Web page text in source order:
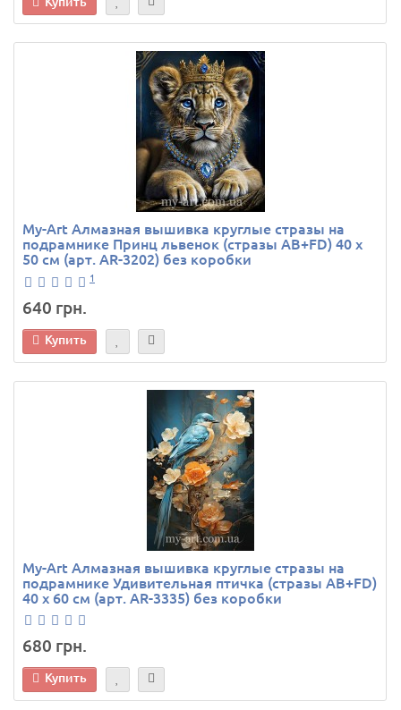
My-Art Алмазная вышивка круглые стразы на
подрамнике Принц львенок (стразы AB+FD) 40 х
50 см (арт. AR-3202) без коробки
1
640 грн.
Купить
My-Art Алмазная вышивка круглые стразы на
подрамнике Удивительная птичка (стразы AB+FD)
40 х 60 см (арт. AR-3335) без коробки
680 грн.
Купить